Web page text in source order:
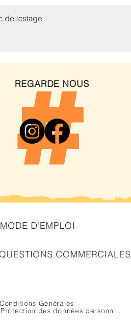
de lestage
REGARDE NOUS
MODE D'EMPLOI
COMMERCIALES
Conditions Générales
Protection des données personnelles